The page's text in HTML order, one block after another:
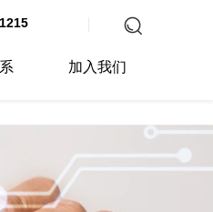
加入我们